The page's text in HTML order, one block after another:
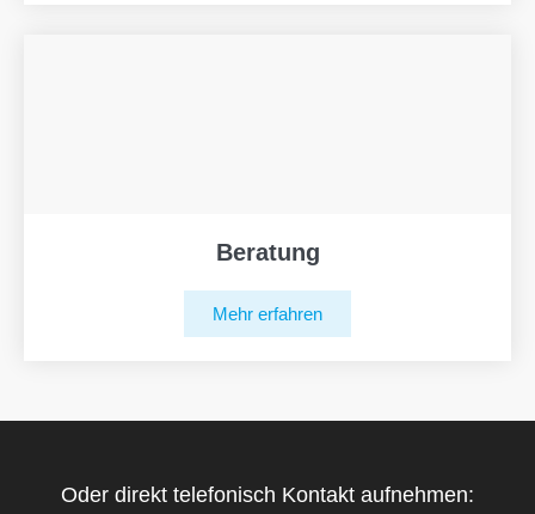
Beratung
Mehr erfahren
Oder direkt telefonisch Kontakt aufnehmen: